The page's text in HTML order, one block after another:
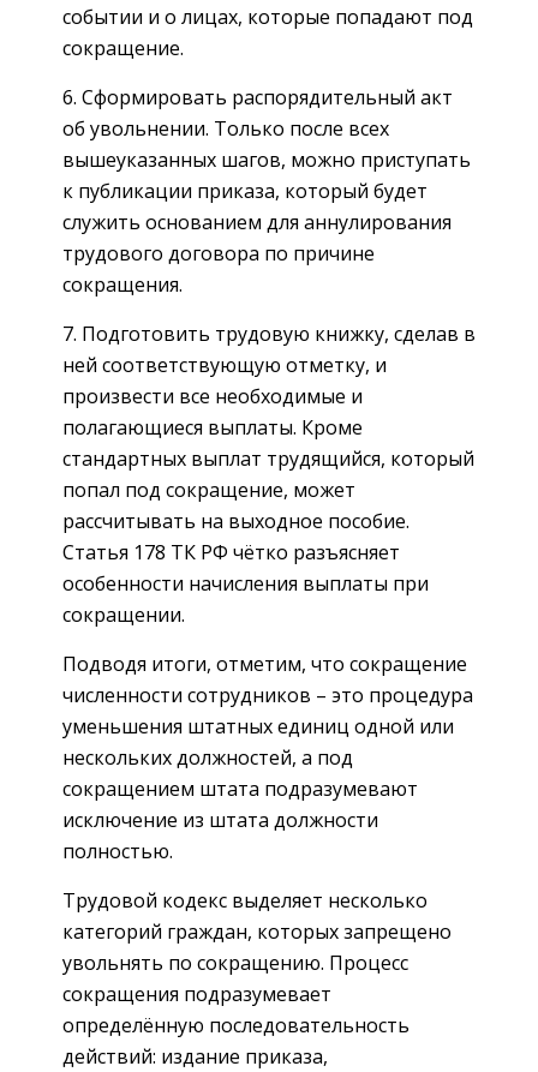
событии и о лицах, которые попадают под
сокращение.
6. Сформировать распорядительный акт
об увольнении. Только после всех
вышеуказанных шагов, можно приступать
к публикации приказа, который будет
служить основанием для аннулирования
трудового договора по причине
сокращения.
7. Подготовить трудовую книжку, сделав в
ней соответствующую отметку, и
произвести все необходимые и
полагающиеся выплаты. Кроме
стандартных выплат трудящийся, который
попал под сокращение, может
рассчитывать на выходное пособие.
Статья 178 ТК РФ чётко разъясняет
особенности начисления выплаты при
сокращении.
Подводя итоги, отметим, что сокращение
численности сотрудников – это процедура
уменьшения штатных единиц одной или
нескольких должностей, а под
сокращением штата подразумевают
исключение из штата должности
полностью.
Трудовой кодекс выделяет несколько
категорий граждан, которых запрещено
увольнять по сокращению. Процесс
сокращения подразумевает
определённую последовательность
действий: издание приказа,